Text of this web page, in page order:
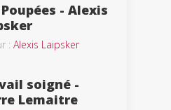
- Alexis
: Alexis Laipsker
soigné -
Lemaitre